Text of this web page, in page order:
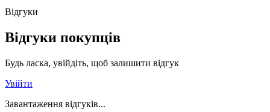
Відгуки
Відгуки покупців
Будь ласка, увійдіть, щоб залишити відгук
Увійти
Завантаження відгуків...